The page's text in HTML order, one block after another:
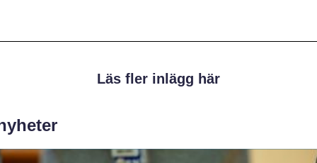
Läs fler inlägg här